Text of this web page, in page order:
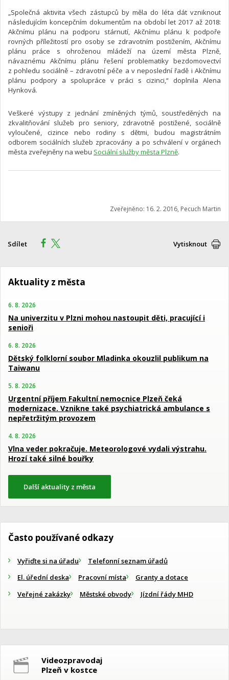
„Společná aktivita všech zástupců by měla do léta dát vzniknout
následujícím koncepčním dokumentům na období let 2017 až 2018:
Akčnímu plánu na podporu stárnutí, Akčnímu plánu k podpoře
rovných příležitostí pro osoby se zdravotním postižením, Akčnímu
plánu práce s ohroženou mládeží na území města Plzně,
návaznému Akčnímu plánu řešení problematiky bezdomovectví
z pohledu sociálně – zdravotní péče a v neposlední řadě i Akčnímu
plánu podpory a spolupráce v práci s cizinci,“ doplnila Alena
Hynková.
Veškeré výstupy z jednání zmíněných týmů, soustředěných na
zkvalitňování služeb pro seniory, zdravotně postižené, sociálně
vyloučené, cizince nebo rodiny s dětmi, budou magistrátním
odborem sociálních služeb zpracovány a po schválení v orgánech
města zveřejněny na webu Sociální služby města Plzně.
Zveřejněno: 16. 2. 2016, Pecuch Martin
Sdílet Vytisknout
Aktuality z města
6. 8. 2026
Na univerzitu v Plzni mohou nastoupit děti, pracující i
senioři
6. 8. 2026
Dětský folklorní soubor Mladinka okouzlil publikum na
Taiwanu
5. 8. 2026
Urgentní příjem Fakultní nemocnice Plzeň čeká
modernizace. Vznikne také psychiatrická ambulance s
nepřetržitým provozem
4. 8. 2026
Vlna veder pokračuje. Meteorologové vydali výstrahu.
Hrozí také silné bouřky
Další aktuality z města
Často používané odkazy
Vyřiďte si na úřadu
Telefonní seznam úřadů
El. úřední deska
Pracovní místa
Granty a dotace
Veřejné zakázky
Městské obvody Jízdní řády MHD
Videozpravodaj
Plzeň v kostce